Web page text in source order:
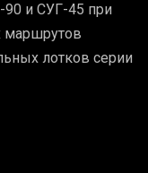
и СУГ-45 при
маршрутов
лотков серии